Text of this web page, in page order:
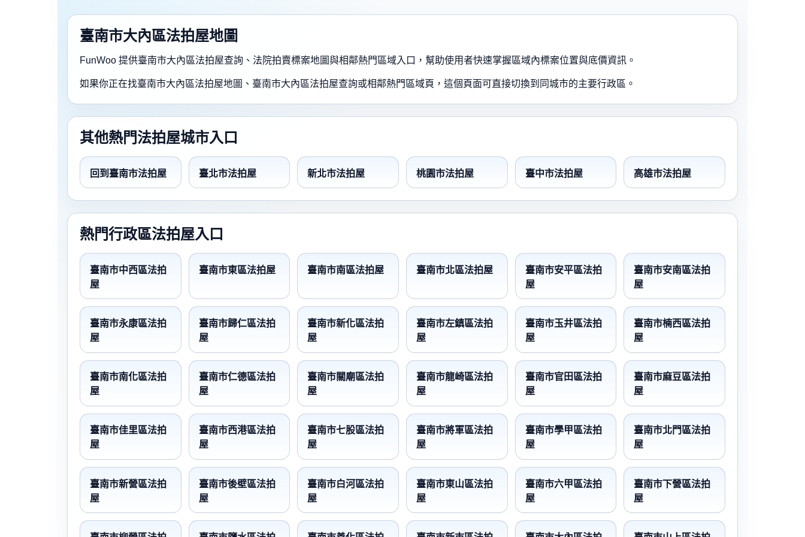
臺南市大內區法拍屋地圖
FunWoo 提供臺南市大內區法拍屋查詢、法院拍賣標案地圖與相鄰熱門區域入口，幫助使用者快速掌握區域內標案位置與底價資訊。
如果你正在找臺南市大內區法拍屋地圖、臺南市大內區法拍屋查詢或相鄰熱門區域頁，這個頁面可直接切換到同城市的主要行政區。
其他熱門法拍屋城市入口
回到臺南市法拍屋 臺北市法拍屋 新北市法拍屋 桃園市法拍屋 臺中市法拍屋 高雄市法拍屋
熱門行政區法拍屋入口
臺南市中西區法拍
屋
臺南市東區法拍屋 臺南市南區法拍屋 臺南市北區法拍屋
臺南市安平區法拍
屋
臺南市安南區法拍
屋
臺南市永康區法拍
屋
臺南市歸仁區法拍
屋
臺南市新化區法拍
屋
臺南市左鎮區法拍
屋
臺南市玉井區法拍
屋
臺南市楠西區法拍
屋
臺南市南化區法拍
屋
臺南市仁德區法拍
屋
臺南市關廟區法拍
屋
臺南市龍崎區法拍
屋
臺南市官田區法拍
屋
臺南市麻豆區法拍
屋
臺南市佳里區法拍
屋
臺南市西港區法拍
屋
臺南市七股區法拍
屋
臺南市將軍區法拍
屋
臺南市學甲區法拍
屋
臺南市北門區法拍
屋
臺南市新營區法拍
屋
臺南市後壁區法拍
屋
臺南市白河區法拍
屋
臺南市東山區法拍
屋
臺南市六甲區法拍
屋
臺南市下營區法拍
屋